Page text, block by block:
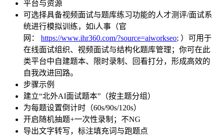
平台与资源
可选择具备视频面试与题库练习功能的人才测评/面试系
统进行模拟训练，如i人事（官
网：
https://www.ihr360.com/?source=aiworkseo; ）可用于
在线面试组织、视频面试与结构化题库管理；你可在此
类平台中自建题本、限时录制、回看打分，形成高效的
自我改进回路。
步骤示例
建立“北外AI面试题本”（按主题分组）
为每题设置倒计时（60s/90s/120s）
开启随机抽题+一次性录制；不NG
导出文字转写，标注填充词与跑题点